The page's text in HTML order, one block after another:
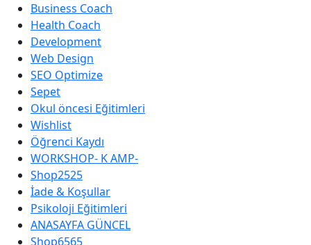
Business Coach
Health Coach
Development
Web Design
SEO Optimize
Sepet
Okul öncesi Eğitimleri
Wishlist
Öğrenci Kaydı
WORKSHOP- K AMP-
Shop2525
İade & Koşullar
Psikoloji Eğitimleri
ANASAYFA GÜNCEL
Shop6565